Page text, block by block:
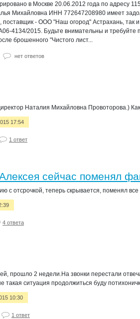
в Москве 20.06.2012 года по адресу
Михайловна ИНН 772647208980 имеет
- ООО "Наш огород" Астрахань, так
4134/2015. Будьте внимательны и
брошенного "Чистого лист...
нет ответов
Наталия Михайловна Провоторова.)
17:54
1 ответ
сейчас поменял
с отсрочкой, теперь скрывается, поменял
4 ответа
прошло 2 недели.На звонки перестали
такая ситуация продолжиться буду
10:30
1 ответ